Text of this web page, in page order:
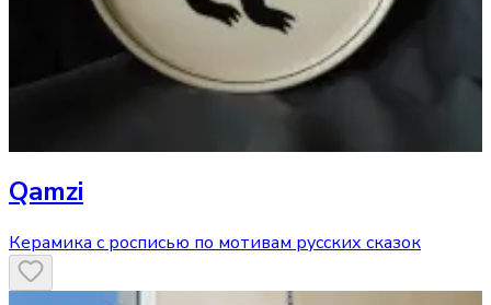
Qamzi
Керамика с росписью по мотивам русских сказок